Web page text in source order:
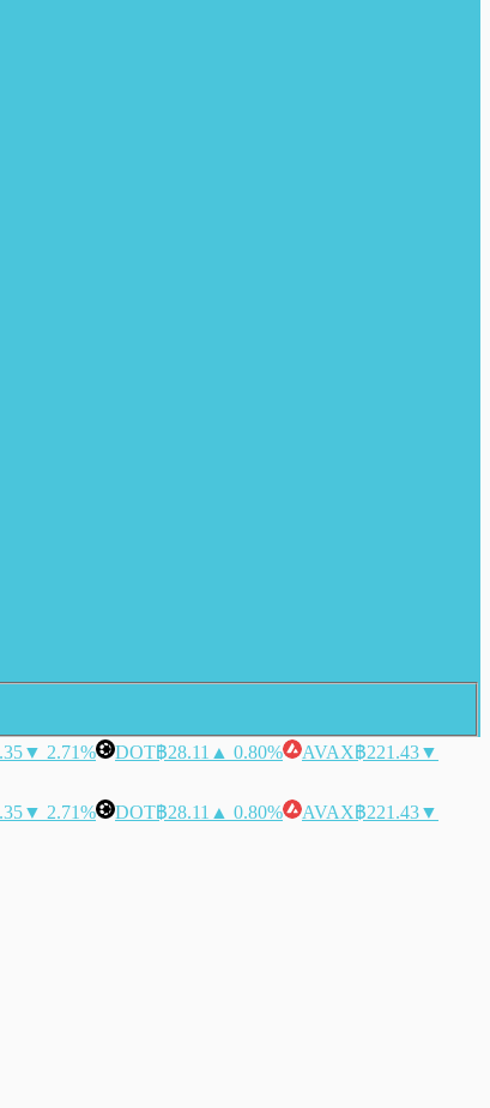
▼ 2.71% DOT฿28.11 ▲ 0.80% AVAX฿221.43▼
▼ 2.71% DOT฿28.11 ▲ 0.80% AVAX฿221.43▼